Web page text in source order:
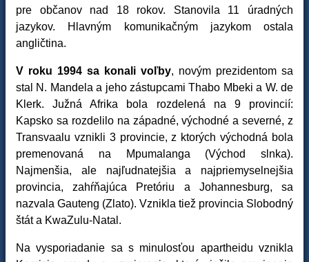
pre občanov nad 18 rokov. Stanovila 11 úradných
jazykov. Hlavným komunikačným jazykom ostala
angličtina.
V roku 1994 sa konali voľby, novým prezidentom sa
stal N. Mandela a jeho zástupcami Thabo Mbeki a W. de
Klerk. Južná Afrika bola rozdelená na 9 provincií:
Kapsko sa rozdelilo na západné, východné a severné, z
Transvaalu vznikli 3 provincie, z ktorých východná bola
premenovaná na Mpumalanga (Východ slnka).
Najmenšia, ale najľudnatejšia a najpriemyselnejšia
provincia, zahŕňajúca Pretóriu a Johannesburg, sa
nazvala Gauteng (Zlato). Vznikla tiež provincia Slobodný
štát a KwaZulu-Natal.
Na vysporiadanie sa s minulosťou apartheidu vznikla